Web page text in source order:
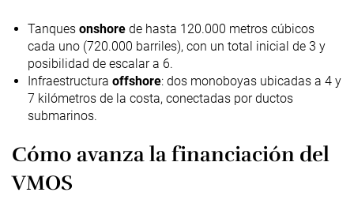
Tanques onshore de hasta 120.000 metros cúbicos
cada uno (720.000 barriles), con un total inicial de 3 y
posibilidad de escalar a 6.
Infraestructura offshore: dos monoboyas ubicadas a 4 y
7 kilómetros de la costa, conectadas por ductos
submarinos.
Cómo avanza la financiación del
VMOS